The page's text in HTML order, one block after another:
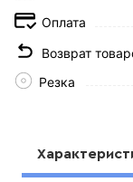
Оплата
Возврат
Резка